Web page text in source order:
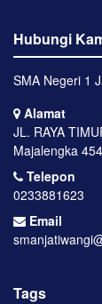
Hubungi
SMA Negeri 1
Alamat
JL. RAYA
Majalengka
Telepon
0233881623
Email
Tags